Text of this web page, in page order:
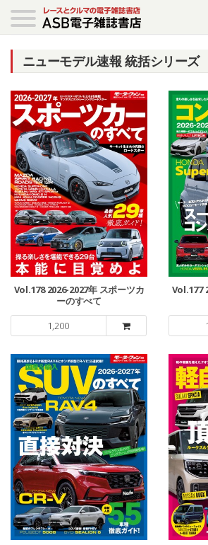
ニューモデル速報 統括シリーズ
Vol.178 2026-2027年 スポーツカ
ーのすべて
1,200
Vol.177